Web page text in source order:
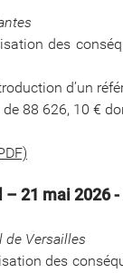
des
d’un
88 626, 10 €
21 mai 2026 -
de Versailles
des